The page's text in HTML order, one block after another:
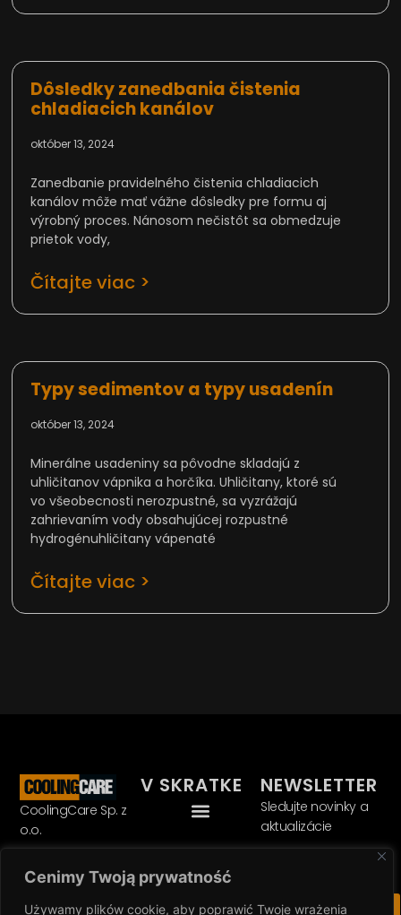
Cenimy Twoją prywatność
Używamy plików cookie, aby poprawić Twoje wrażenia
Dôsledky zanedbania čistenia
chladiacich kanálov
október 13, 2024
Zanedbanie pravidelného čistenia chladiacich
kanálov môže mať vážne dôsledky pre formu aj
výrobný proces. Nánosom nečistôt sa obmedzuje
prietok vody,
Čítajte viac >
Typy sedimentov a typy usadenín
október 13, 2024
Minerálne usadeniny sa pôvodne skladajú z
uhličitanov vápnika a horčíka. Uhličitany, ktoré sú
vo všeobecnosti nerozpustné, sa vyzrážajú
zahrievaním vody obsahujúcej rozpustné
hydrogénuhličitany vápenaté
Čítajte viac >
CoolingCare Sp. z
o.o.
Ulica Solna 7a
85-862 Bydgoszcz
V SKRATKE NEWSLETTER
Sledujte novinky a
aktualizácie
ZAREGISTROVAŤ